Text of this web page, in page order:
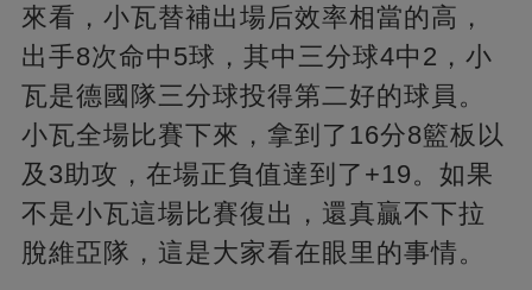
來看，小瓦替補出場后效率相當的高，
出手8次命中5球，其中三分球4中2，小
瓦是德國隊三分球投得第二好的球員。
小瓦全場比賽下來，拿到了16分8籃板以
及3助攻，在場正負值達到了+19。如果
不是小瓦這場比賽復出，還真贏不下拉
脫維亞隊，這是大家看在眼里的事情。